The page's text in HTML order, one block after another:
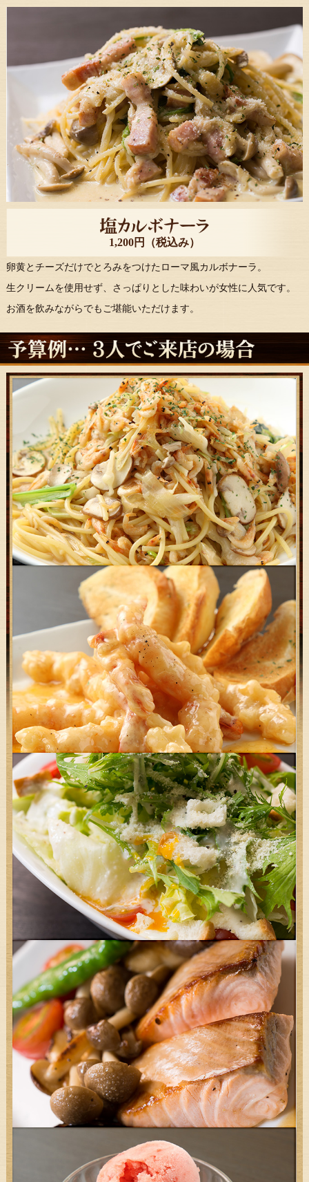
1,200円（税込み）
卵黄とチーズだけでとろみをつけたローマ風カルボナーラ。
生クリームを使用せず、さっぱりとした味わいが女性に人気です。
お酒を飲みながらでもご堪能いただけます。